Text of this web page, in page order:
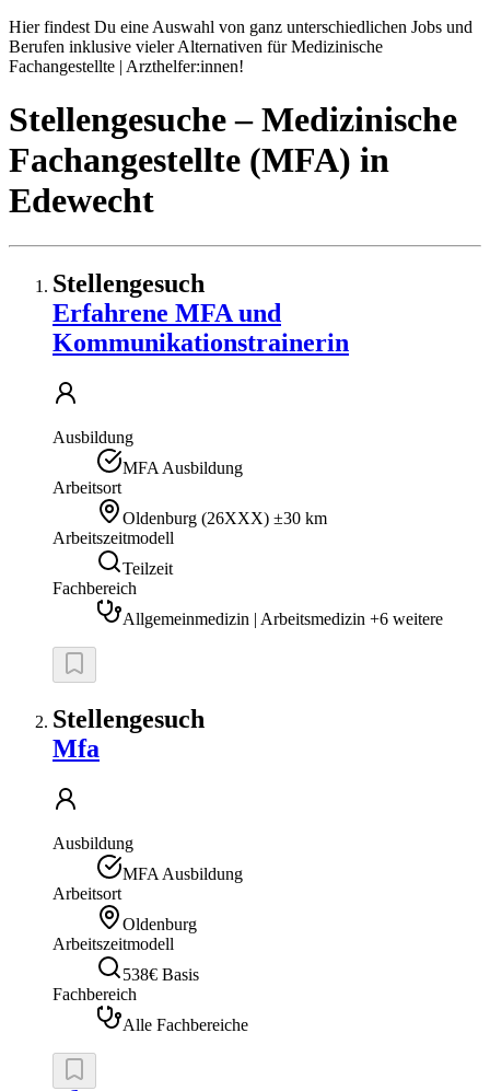
Hier findest Du eine Auswahl von ganz unterschiedlichen Jobs und
Berufen inklusive vieler Alternativen für Medizinische
Fachangestellte | Arzthelfer:innen!
Stellengesuche– Medizinische
Fachangestellte (MFA) in
Edewecht
Stellengesuch
Erfahrene MFA und
Kommunikationstrainerin
Ausbildung
MFA Ausbildung
Arbeitsort
Oldenburg (26XXX) ±30 km
Arbeitszeitmodell
Teilzeit
Fachbereich
Allgemeinmedizin | Arbeitsmedizin +6 weitere
Stellengesuch
Mfa
Ausbildung
MFA Ausbildung
Arbeitsort
Oldenburg
Arbeitszeitmodell
538€ Basis
Fachbereich
Alle Fachbereiche